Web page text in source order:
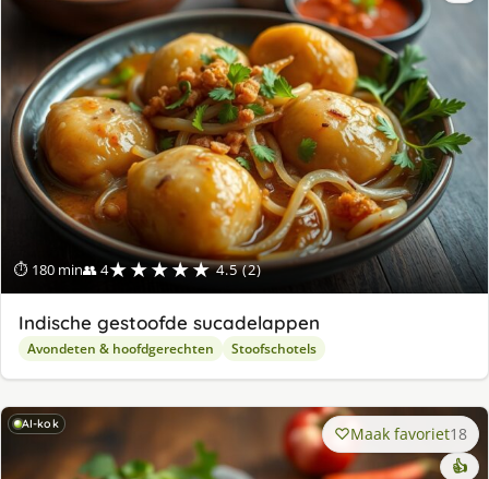
⏱ 180 min👥 4★★★★★ 4.5 (2)
Indische gestoofde sucadelappen
Avondeten & hoofdgerechten Stoofschotels
AI-kok Maak favoriet18
👍